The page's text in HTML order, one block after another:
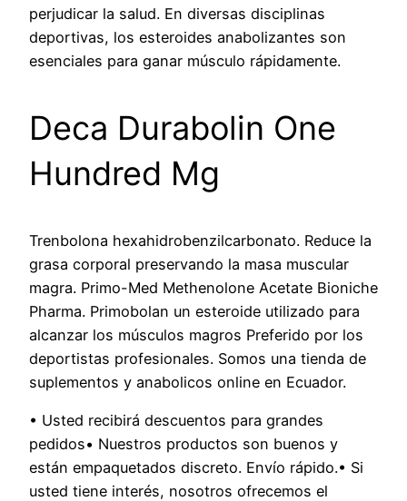
perjudicar la salud. En diversas disciplinas
deportivas, los esteroides anabolizantes son
esenciales para ganar músculo rápidamente.
Deca Durabolin One
Hundred Mg
Trenbolona hexahidrobenzilcarbonato. Reduce la
grasa corporal preservando la masa muscular
magra. Primo-Med Methenolone Acetate Bioniche
Pharma. Primobolan un esteroide utilizado para
alcanzar los músculos magros Preferido por los
deportistas profesionales. Somos una tienda de
suplementos y anabolicos online en Ecuador.
• Usted recibirá descuentos para grandes
pedidos• Nuestros productos son buenos y
están empaquetados discreto. Envío rápido.• Si
usted tiene interés, nosotros ofrecemos el